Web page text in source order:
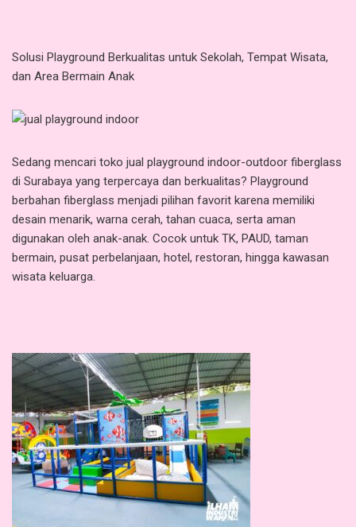
Solusi Playground Berkualitas untuk Sekolah, Tempat Wisata,
dan Area Bermain Anak
Sedang mencari toko jual playground indoor-outdoor fiberglass
di Surabaya yang terpercaya dan berkualitas? Playground
berbahan fiberglass menjadi pilihan favorit karena memiliki
desain menarik, warna cerah, tahan cuaca, serta aman
digunakan oleh anak-anak. Cocok untuk TK, PAUD, taman
bermain, pusat perbelanjaan, hotel, restoran, hingga kawasan
wisata keluarga.